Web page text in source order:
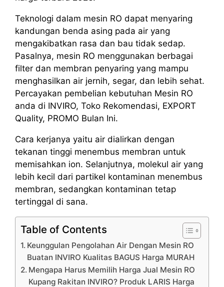
Teknologi dalam mesin RO dapat menyaring
kandungan benda asing pada air yang
mengakibatkan rasa dan bau tidak sedap.
Pasalnya, mesin RO menggunakan berbagai
filter dan membran penyaring yang mampu
menghasilkan air jernih, segar, dan lebih sehat.
Percayakan pembelian kebutuhan Mesin RO
anda di INVIRO, Toko Rekomendasi, EXPORT
Quality, PROMO Bulan Ini.
Cara kerjanya yaitu air dialirkan dengan
tekanan tinggi menembus membran untuk
memisahkan ion. Selanjutnya, molekul air yang
lebih kecil dari partikel kontaminan menembus
membran, sedangkan kontaminan tetap
tertinggal di sana.
Table of Contents
Keunggulan Pengolahan Air Dengan Mesin RO
Buatan INVIRO Kualitas BAGUS Harga MURAH
Mengapa Harus Memilih Harga Jual Mesin RO
Kupang Rakitan INVIRO? Produk LARIS Harga